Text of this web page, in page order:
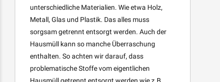
unterschiedliche Materialien. Wie etwa Holz,
Metall, Glas und Plastik. Das alles muss
sorgsam getrennt entsorgt werden. Auch der
Hausmüll kann so manche Überraschung
enthalten. So achten wir darauf, dass
problematische Stoffe vom eigentlichen